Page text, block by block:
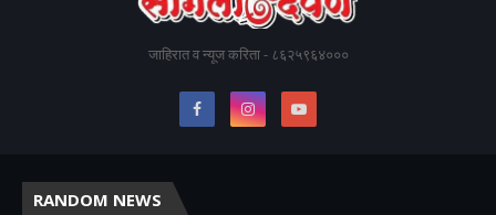
जाहिरात व न्यूज करिता - ८६२५९६४०००
RANDOM NEWS